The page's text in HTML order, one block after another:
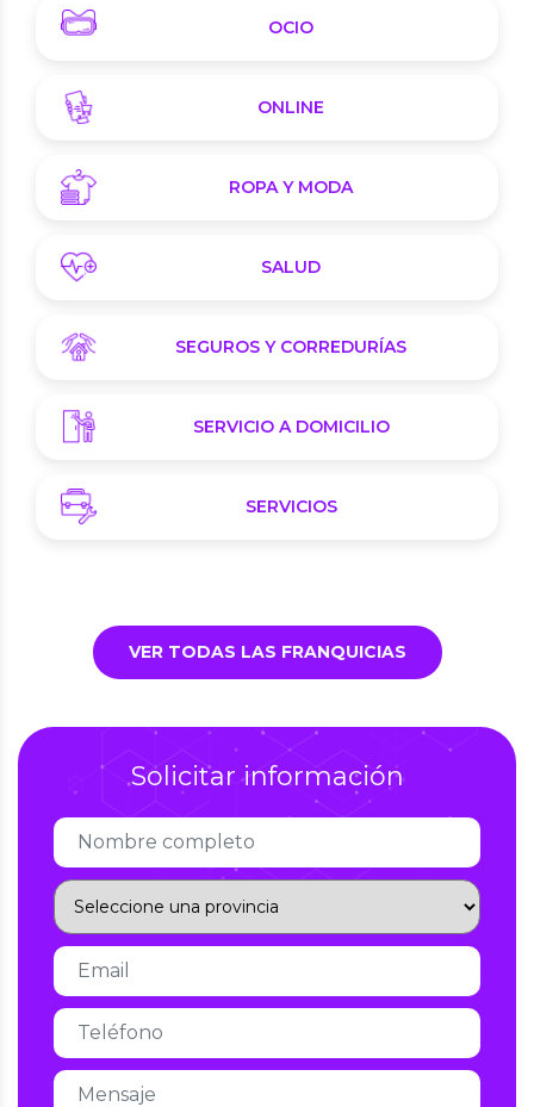
OCIO
ONLINE
ROPA Y MODA
SALUD
SEGUROS Y CORREDURÍAS
SERVICIO A DOMICILIO
SERVICIOS
VER TODAS LAS FRANQUICIAS
Solicitar información